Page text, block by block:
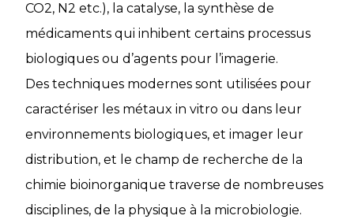
CO2, N2 etc.), la catalyse, la synthèse de
médicaments qui inhibent certains processus
biologiques ou d’agents pour l’imagerie.
Des techniques modernes sont utilisées pour
caractériser les métaux in vitro ou dans leur
environnements biologiques, et imager leur
distribution, et le champ de recherche de la
chimie bioinorganique traverse de nombreuses
disciplines, de la physique à la microbiologie.